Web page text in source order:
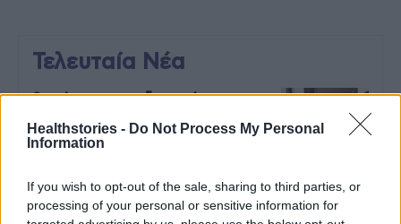
Healthstories - Do Not Process My Personal
Information
If you wish to opt-out of the sale, sharing to third parties, or
processing of your personal or sensitive information for
Τελευταία Νέα
9 πράγματα που δεν πρέπει να
27 Φεβρουαρίου 2026
Πάνω από 100 μωρά έχουν